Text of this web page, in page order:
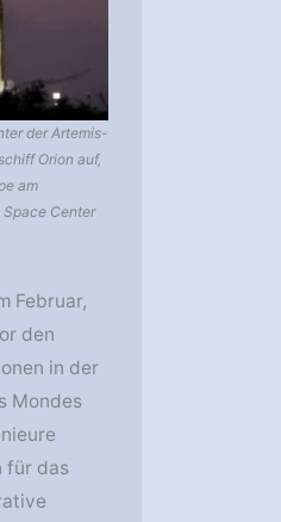
der Artemis-
Orion auf,
am
Center
Februar,
den
in der
Mondes
für das